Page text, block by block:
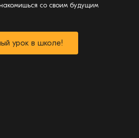
со своим будущим
урок в школе!